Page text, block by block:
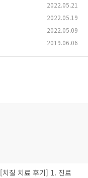
2022.05.21
2022.05.19
2022.05.09
2019.06.06
[치질 치료 후기] 1. 진료